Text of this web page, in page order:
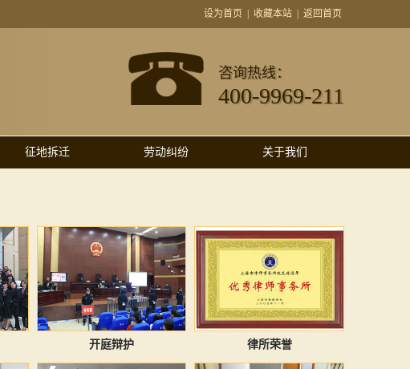
设为首页 收藏本站 返回首页
咨询热线：
400-9969-211
征地拆迁 劳动纠纷 关于我们
开庭辩护 律所荣誉